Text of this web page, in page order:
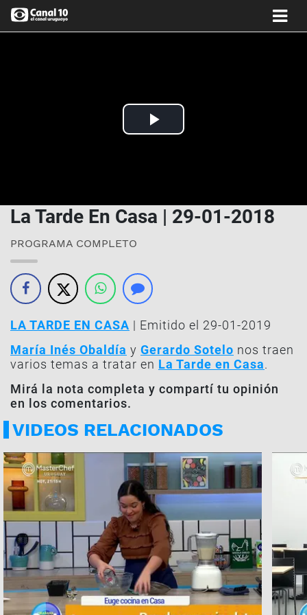
Play
La Tarde En Casa | 29-01-2018
PROGRAMA COMPLETO
LA TARDE EN CASA | Emitido el 29-01-2019
María Inés Obaldía y Gerardo Sotelo nos traen
varios temas a tratar en La Tarde en Casa.
Mirá la nota completa y compartí tu opinión
en los comentarios.
VIDEOS RELACIONADOS